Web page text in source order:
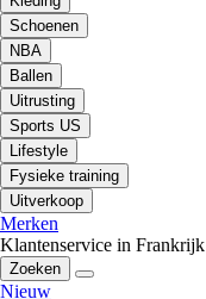
Schoenen
NBA
Ballen
Uitrusting
Sports US
Lifestyle
Fysieke training
Uitverkoop
Merken
Klantenservice in Frankrijk
Zoeken
Nieuw